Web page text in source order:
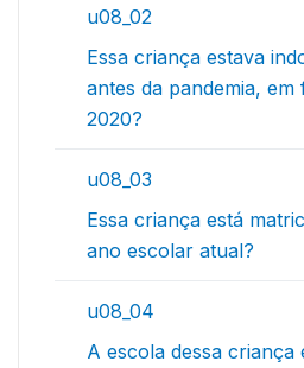
u08_02
Essa criança estava
antes da pandemia, em
2020?
u08_03
Essa criança está
ano escolar atual?
u08_04
A escola dessa criança